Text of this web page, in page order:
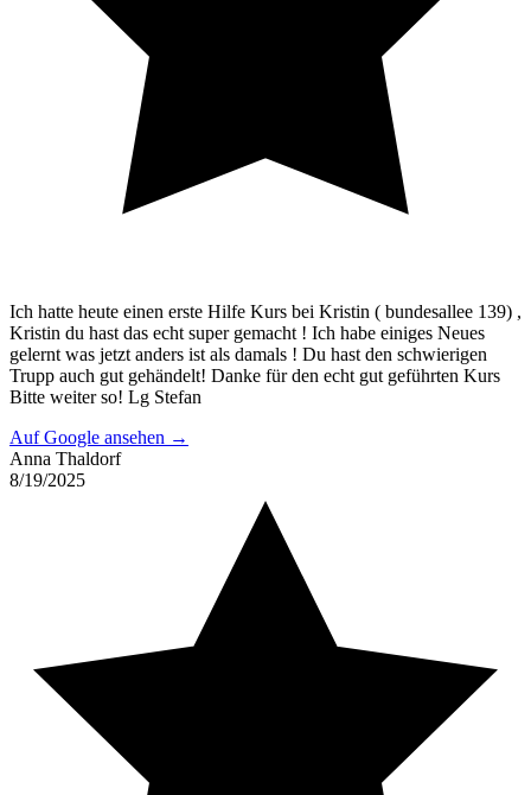
Ich hatte heute einen erste Hilfe Kurs bei Kristin ( bundesallee 139) ,
Kristin du hast das echt super gemacht ! Ich habe einiges Neues
gelernt was jetzt anders ist als damals ! Du hast den schwierigen
Trupp auch gut gehändelt! Danke für den echt gut geführten Kurs
Bitte weiter so! Lg Stefan
Auf Google ansehen →
Anna Thaldorf
8/19/2025